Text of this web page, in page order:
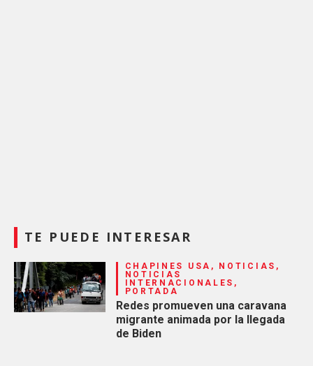
TE PUEDE INTERESAR
CHAPINES USA, NOTICIAS,
NOTICIAS
INTERNACIONALES,
PORTADA
Redes promueven una caravana
migrante animada por la llegada
de Biden